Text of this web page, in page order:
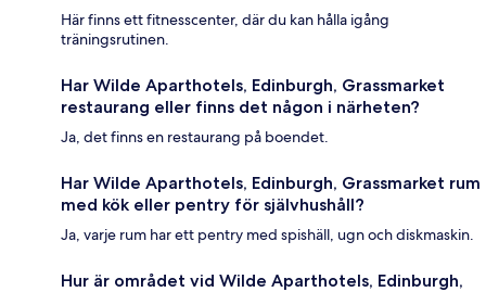
Här finns ett fitnesscenter, där du kan hålla igång
träningsrutinen.
Har Wilde Aparthotels, Edinburgh, Grassmarket
restaurang eller finns det någon i närheten?
Ja, det finns en restaurang på boendet.
Har Wilde Aparthotels, Edinburgh, Grassmarket rum
med kök eller pentry för självhushåll?
Ja, varje rum har ett pentry med spishäll, ugn och diskmaskin.
Hur är området vid Wilde Aparthotels, Edinburgh,